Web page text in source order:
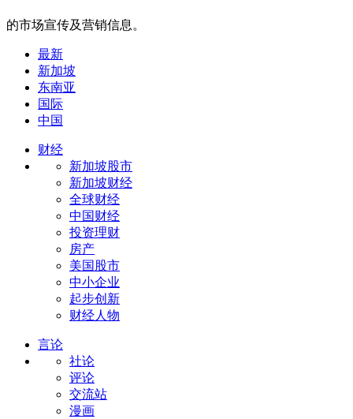
的市场宣传及营销信息。
最新
新加坡
东南亚
国际
中国
财经
新加坡股市
新加坡财经
全球财经
中国财经
投资理财
房产
美国股市
中小企业
起步创新
财经人物
言论
社论
评论
交流站
漫画